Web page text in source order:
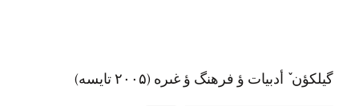
گيلکؤن ٚ أدبیات ؤ فرهنگ ؤ غىره (۲۰۰۵ تايسه)